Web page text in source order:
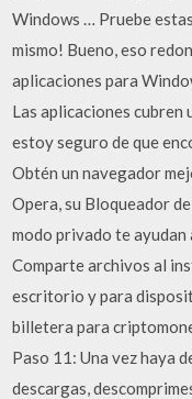
Windows … Pruebe
mismo! Bueno, eso
aplicaciones para
Las aplicaciones cubren
estoy seguro de que
Obtén un navegador
Opera, su Bloqueador
modo privado te ayudan
Comparte archivos al
escritorio y para
billetera para
Paso 11: Una vez haya
descargas,